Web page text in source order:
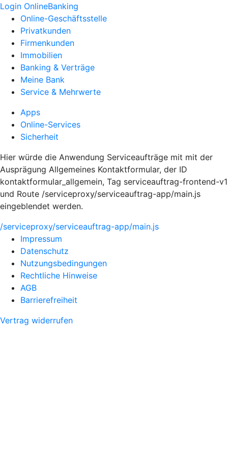
Login OnlineBanking
Online-Geschäftsstelle
Privatkunden
Firmenkunden
Immobilien
Banking & Verträge
Meine Bank
Service & Mehrwerte
Apps
Online-Services
Sicherheit
Hier würde die Anwendung Serviceaufträge mit mit der
Ausprägung Allgemeines Kontaktformular, der ID
kontaktformular_allgemein, Tag serviceauftrag-frontend-v1
und Route /serviceproxy/serviceauftrag-app/main.js
eingeblendet werden.
/serviceproxy/serviceauftrag-app/main.js
Impressum
Datenschutz
Nutzungsbedingungen
Rechtliche Hinweise
AGB
Barrierefreiheit
Vertrag widerrufen